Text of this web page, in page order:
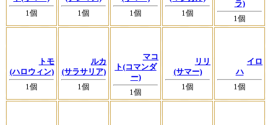
1個
1個
1個
1個
ラ)
1個
トモ
(ハロウィン)
1個
ルカ
(サラサリア)
1個
マコ
ト(コマンダ
ー)
1個
リリ
(サマー)
1個
イロ
ハ
1個